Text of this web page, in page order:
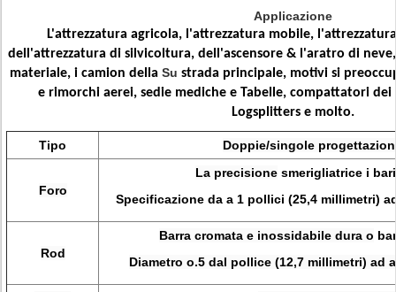
Applicazione
L'attrezzatura agricola, l'attrezzatura mobile,
dell'attrezzatura di silvicoltura, dell'ascensore & l'aratro di
materiale, i camion della Su strada principale, motivi si
e rimorchi aerei, sedie mediche e Tabelle, compattatori
Logsplitters e molto.
Tipo Doppie/singole
Foro
La precisionesmerigliatrice i
Specificazione da a 1 pollici (25,4 millimetri)
Rod
Barra cromata e inossidabile dura o
Diametro o.5 dal pollice (12,7 millimetri) ad